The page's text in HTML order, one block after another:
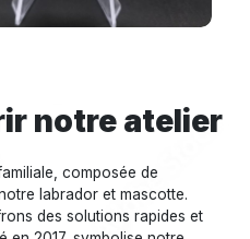
notre atelier
composée de
labrador et mascotte.
des solutions rapides et